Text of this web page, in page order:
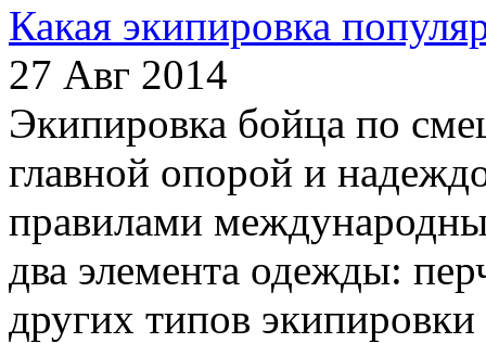
Какая экипировка
27 Авг 2014
Экипировка бойца по
главной опорой и
правилами
два элемента одежды:
других типов